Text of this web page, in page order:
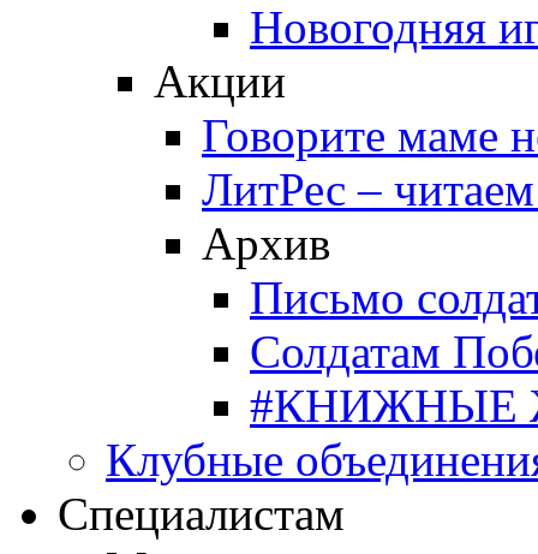
Новогодняя
Акции
Говорите маме
ЛитРес –
Архив
Письмо
Солдатам
#КНИЖНЫЕ
Клубные
Специалистам